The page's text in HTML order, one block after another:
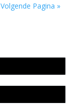
Volgende Pagina »